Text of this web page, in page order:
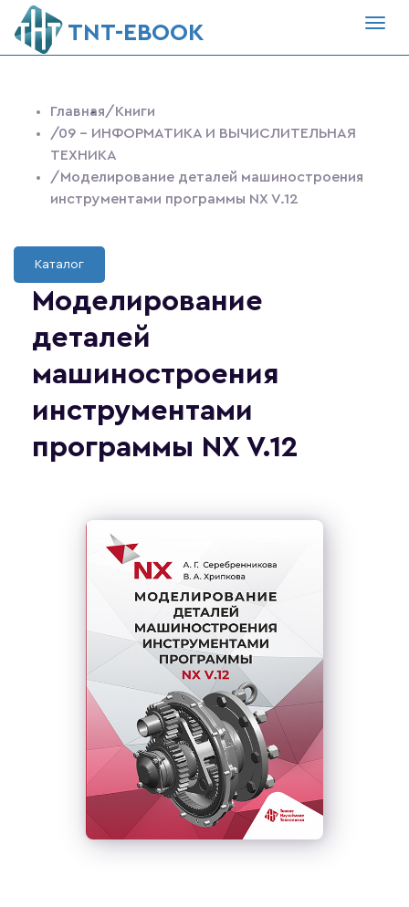
ТNT-EBOOK
Главная/Книги
/09 - ИНФОРМАТИКА И ВЫЧИСЛИТЕЛЬНАЯ
ТЕХНИКА
/Моделирование деталей машиностроения
инструментами программы NX V.12
Каталог
Моделирование
деталей
машиностроения
инструментами
программы NX V.12